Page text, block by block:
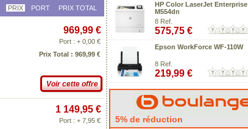
PRIX PORT PRIX TOTAL
969,99 €
Port : + 0,00 €
Prix Total : 969,99 €
Voir cette offre
1 149,95 €
Port : + 7,95 €
HP Color LaserJet Enterprise
M554dn
8 Ref.
575,75 €
Epson WorkForce WF-110W
8 Ref.
219,99 €
5% de réduction